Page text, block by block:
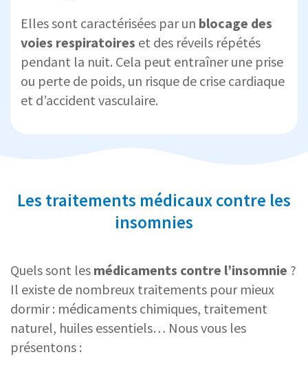
Elles sont caractérisées par un blocage des
voies respiratoires et des réveils répétés
pendant la nuit. Cela peut entraîner une prise
ou perte de poids, un risque de crise cardiaque
et d’accident vasculaire.
Les traitements médicaux contre les
insomnies
Quels sont les médicaments contre l’insomnie ?
Il existe de nombreux traitements pour mieux
dormir : médicaments chimiques, traitement
naturel, huiles essentiels… Nous vous les
présentons :